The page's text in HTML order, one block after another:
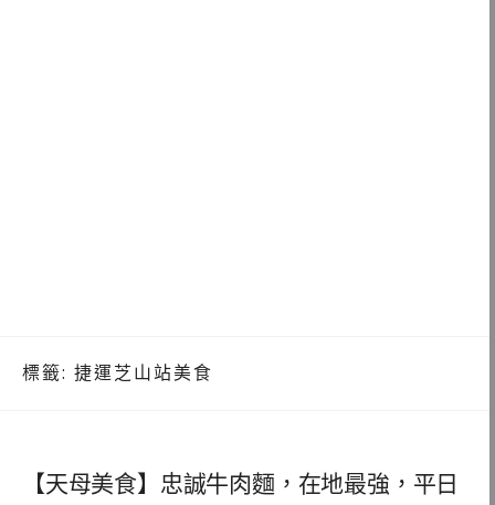
標籤: 捷運芝山站美食
【天母美食】忠誠牛肉麵，在地最強，平日